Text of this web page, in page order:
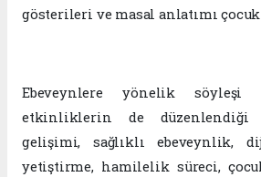
gösterileri ve masal anlatımı
Ebeveynlere yönelik
etkinliklerin de düzenlendiği
gelişimi, sağlıklı ebeveynlik,
yetiştirme, hamilelik süreci,